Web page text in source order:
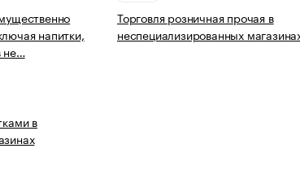
напитки,
не…
Торговля розничная прочая в
неспециализированных
в